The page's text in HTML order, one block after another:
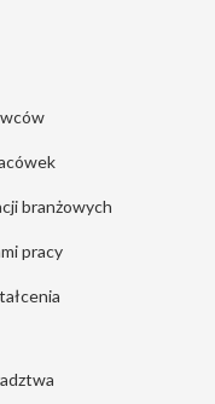
branżowych
pracy